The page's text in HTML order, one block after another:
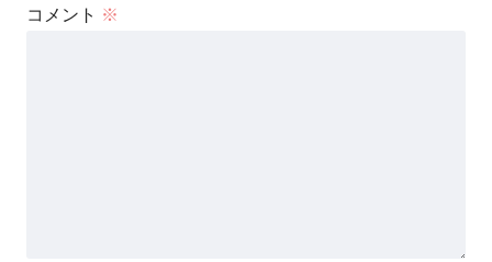
コメント ※